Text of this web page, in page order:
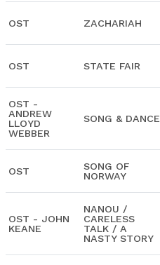
OST ZACHARIAH
OST STATE FAIR
OST -
ANDREW
LLOYD
WEBBER
SONG & DANCE
OST
SONG OF
NORWAY
OST - JOHN
KEANE
NANOU /
CARELESS
TALK / A
NASTY STORY